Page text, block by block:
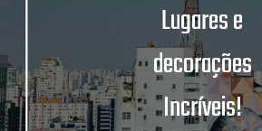
Lugares e
decorações
Incríveis!